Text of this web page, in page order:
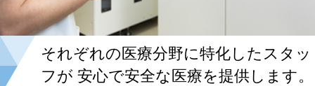
それぞれの医療分野に特化したスタッ
フが 安心で安全な医療を提供します。